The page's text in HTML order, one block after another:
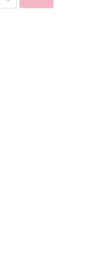
fonctionnement à
des